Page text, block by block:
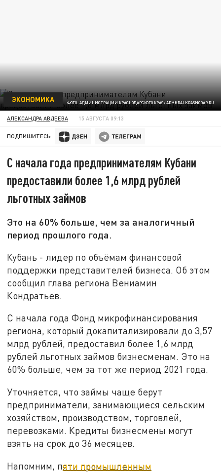
ФОТО: АДМИНИСТРАЦИИ КРАСНОДАРСКОГО КРАЯ/ ADMKRAI.KRASNODAR.RU
ЭКОНОМИКА
АЛЕКСАНДРА АВДЕЕВА 15 АВГУСТА 09:13
ПОДПИШИТЕСЬ:
С начала года предпринимателям Кубани
предоставили более 1,6 млрд рублей
льготных займов
Это на 60% больше, чем за аналогичный
период прошлого года.
Кубань - лидер по объёмам финансовой
поддержки представителей бизнеса. Об этом
сообщил глава региона Вениамин
Кондратьев.
С начала года Фонд микрофинансирования
региона, который докапитализировали до 3,57
млрд рублей, предоставил более 1,6 млрд
рублей льготных займов бизнесменам. Это на
60% больше, чем за тот же период 2021 года.
Уточняется, что займы чаще берут
предприниматели, занимающиеся сельским
хозяйством, производством, торговлей,
перевозками. Кредиты бизнесмены могут
взять на срок до 36 месяцев.
Напомним, пяти промышленным